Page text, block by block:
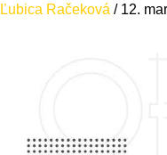
Ľubica Račeková / 12.